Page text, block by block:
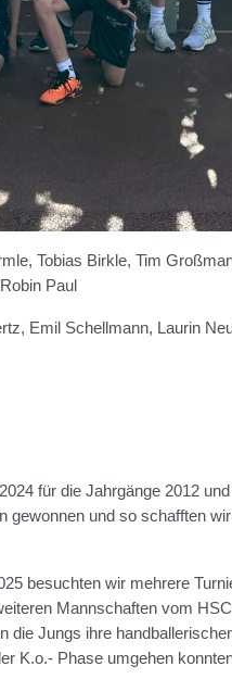
Tobias Birkle, Tim
Paul
Emil Schellmann, Laurin
für die Jahrgänge 2012
gewonnen und so schafften
besuchten wir mehrere
Mannschaften vom
die Jungs ihre
K.o.- Phase umgehen